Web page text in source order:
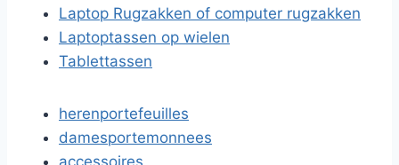
Laptop Rugzakken of computer rugzakken
Laptoptassen op wielen
Tablettassen
herenportefeuilles
damesportemonnees
accessoires